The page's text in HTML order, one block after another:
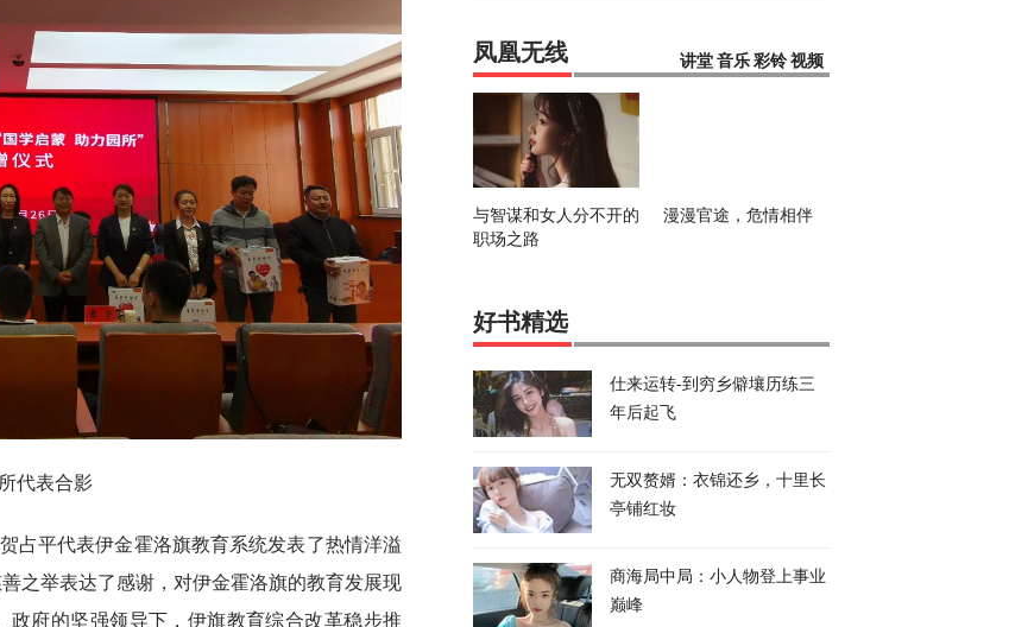
代表合影
占平代表伊金霍洛旗教育系统发表了热情洋溢
之举表达了感谢，对伊金霍洛旗的教育发展现
府的坚强领导下，伊旗教育综合改革稳步推
讲堂 音乐 彩铃 视频
凤凰无线
与智谋和女人分不开的
职场之路
漫漫官途，危情相伴
好书精选
仕来运转-到穷乡僻壤历练三
年后起飞
无双赘婿：衣锦还乡，十里长
亭铺红妆
商海局中局：小人物登上事业
巅峰